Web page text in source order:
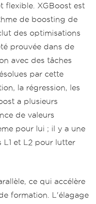
flexible. XGBoost est
de boosting de
des optimisations
prouvée dans de
avec des tâches
par cette
la régression, les
a plusieurs
de valeurs
pour lui ; il y a une
et L2 pour lutter
ce qui accélère
formation. L'élagage